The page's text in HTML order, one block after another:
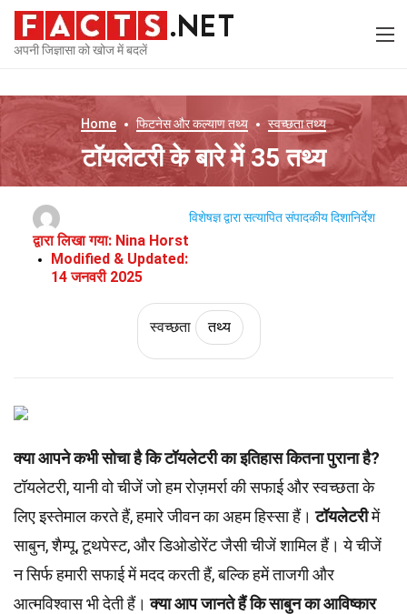
अपनी जिज्ञासा को खोज में बदलें
Home फिटनेस और कल्याणतथ्य स्वच्छतातथ्य
टॉयलेटरी के बारे में 35 तथ्य
द्वारा लिखा गया: Nina Horst
Modified & Updated:
14 जनवरी 2025
विशेषज्ञ द्वारा सत्यापित संपादकीय दिशानिर्देश
स्वच्छता तथ्य
क्या आपने कभी सोचा है कि टॉयलेटरी का इतिहास कितना पुराना है?
टॉयलेटरी, यानी वो चीजें जो हम रोज़मर्रा की सफाई और स्वच्छता के
लिए इस्तेमाल करते हैं, हमारे जीवन का अहम हिस्सा हैं।टॉयलेटरीमें
साबुन, शैम्पू, टूथपेस्ट, और डिओडोरेंट जैसी चीजें शामिल हैं। ये चीजें
न सिर्फ हमारी सफाई में मदद करती हैं, बल्कि हमें ताजगी और
आत्मविश्वास भी देती हैं।क्या आप जानते हैं कि साबुन का आविष्कार